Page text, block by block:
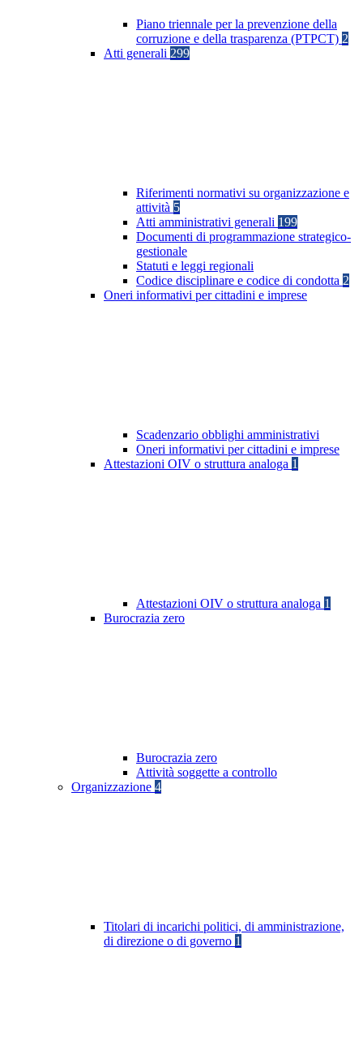
Piano triennale per la prevenzione della
corruzione e della trasparenza (PTPCT) 2
Atti generali 299
Riferimenti normativi su organizzazione e
attività 5
Atti amministrativi generali 199
Documenti di programmazione strategico-
gestionale
Statuti e leggi regionali
Codice disciplinare e codice di condotta 2
Oneri informativi per cittadini e imprese
Scadenzario obblighi amministrativi
Oneri informativi per cittadini e imprese
Attestazioni OIV o struttura analoga 1
Attestazioni OIV o struttura analoga 1
Burocrazia zero
Burocrazia zero
Attività soggette a controllo
Organizzazione 4
Titolari di incarichi politici, di amministrazione,
di direzione o di governo 1